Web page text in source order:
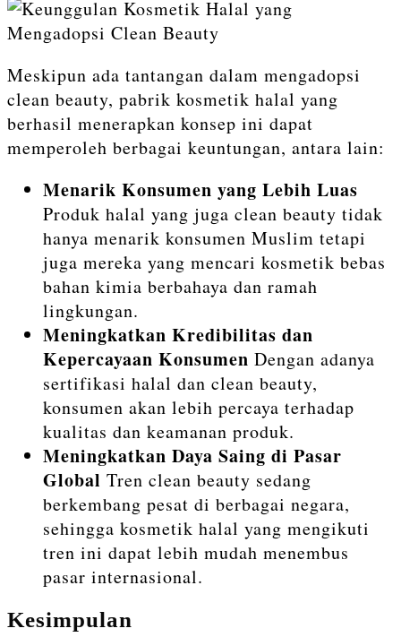
Meskipun ada tantangan dalam mengadopsi
clean beauty, pabrik kosmetik halal yang
berhasil menerapkan konsep ini dapat
memperoleh berbagai keuntungan, antara lain:
Menarik Konsumen yang Lebih Luas
Produk halal yang juga clean beauty tidak
hanya menarik konsumen Muslim tetapi
juga mereka yang mencari kosmetik bebas
bahan kimia berbahaya dan ramah
lingkungan.
Meningkatkan Kredibilitas dan
Kepercayaan Konsumen Dengan adanya
sertifikasi halal dan clean beauty,
konsumen akan lebih percaya terhadap
kualitas dan keamanan produk.
Meningkatkan Daya Saing di Pasar
Global Tren clean beauty sedang
berkembang pesat di berbagai negara,
sehingga kosmetik halal yang mengikuti
tren ini dapat lebih mudah menembus
pasar internasional.
Kesimpulan